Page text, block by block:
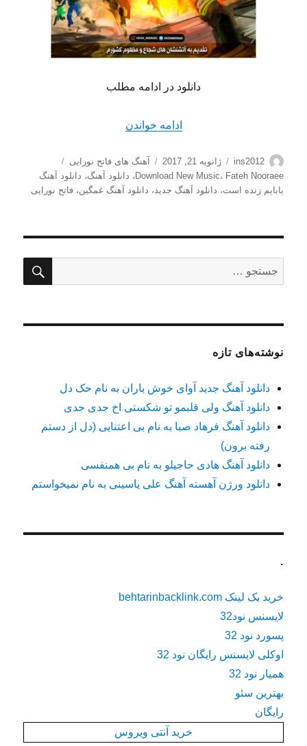
دانلود در ادامه مطلب
ادامه خواندن
نویسنده
ins2012
ارسال
شده
در
ژانویه 21, 2017 دسته‌ها
آهنگ های فاتح نورایی
Download New Music، Fateh Nooraee ، دانلود آهنگ، دانلود آهنگ
بابایم زنده است، دانلود آهنگ جدید، دانلود آهنگ غمگین،فاتح نورایی
برای:
نوشته‌های تازه
دانلود آهنگ جدید آوای خوش باران به نام حک دل
دانلود آهنگ ولی قلبمو تو شکستی اخ جدی جدی
دانلود آهنگ فرهاد صبا به نام بی اعتنایی (دل از دستم
رفته برون)
دانلود آهنگ هادی حاجیلو به نام بی همنفسی
دانلود ورژن آهسته آهنگ علی یاسینی به نام نمیخواستم
.
خرید بک لینک behtarinbacklink.com
لایسنس نود32
پسورد نود 32
اوکلی لایسنس رایگان نود 32
همیار نود 32
بهترین سئو
رایگان
خرید آنتی ویروس